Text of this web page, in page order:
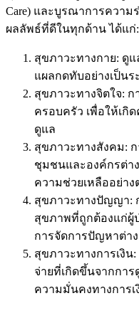
Care) และบูรณาการควา
ผลลัพธ์ที่ดีในทุกด้าน ได้แก่:
สุขภาวะทางกาย: ดู
แผลกดทับอย่างเป็นร
สุขภาวะทางจิตใจ:
ครอบครัว เพื่อให้เกิ
ดูแล
สุขภาวะทางสังคม:
ชุมชนและองค์กรต่า
ความช่วยเหลืออย่าง
สุขภาวะทางปัญญา:
สุขภาพที่ถูกต้องแก่ผู้
การจัดการปัญหาต่าง
สุขภาวะทางการเงิ
จ่ายที่เกิดขึ้นจากการ
ความมั่นคงทางการ